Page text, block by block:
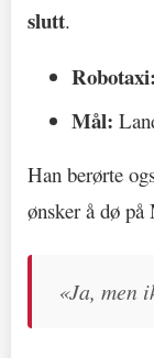
slutt.
Robotaxi:
Mål:
Han berørte
ønsker å dø
«Ja, men